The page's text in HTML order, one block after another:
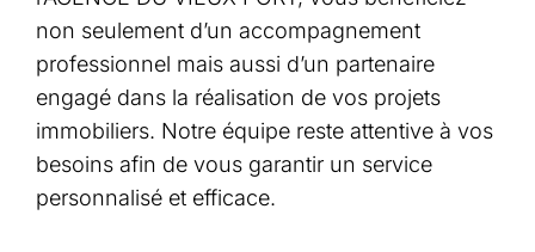
non seulement d’un accompagnement
professionnel mais aussi d’un partenaire
engagé dans la réalisation de vos projets
immobiliers. Notre équipe reste attentive à vos
besoins afin de vous garantir un service
personnalisé et efficace.